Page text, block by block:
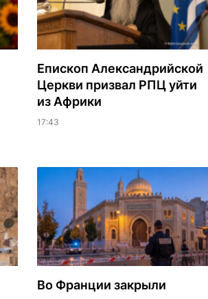
Епископ Александрийской
Церкви призвал РПЦ уйти
из Африки
17:43
Во Франции закрыли